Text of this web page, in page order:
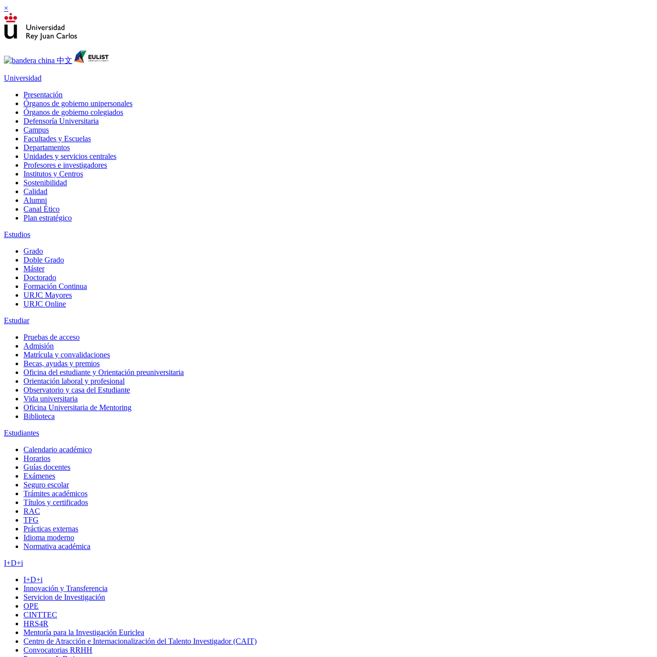
×
Universidad
Presentación
Órganos de gobierno unipersonales
Órganos de gobierno colegiados
Defensoría Universitaria
Campus
Facultades y Escuelas
Departamentos
Unidades y servicios centrales
Profesores e investigadores
Institutos y Centros
Sostenibilidad
Calidad
Alumni
Canal Ético
Plan estratégico
Estudios
Grado
Doble Grado
Máster
Doctorado
Formación Continua
URJC Mayores
URJC Online
Estudiar
Pruebas de acceso
Admisión
Matrícula y convalidaciones
Becas, ayudas y premios
Oficina del estudiante y Orientación preuniversitaria
Orientación laboral y profesional
Observatorio y casa del Estudiante
Vida universitaria
Oficina Universitaria de Mentoring
Biblioteca
Estudiantes
Calendario académico
Horarios
Guías docentes
Exámenes
Seguro escolar
Trámites académicos
Títulos y certificados
RAC
TFG
Prácticas externas
Idioma moderno
Normativa académica
I+D+i
I+D+i
Innovación y Transferencia
Servicion de Investigación
OPE
CINTTEC
HRS4R
Mentoría para la Investigación Euriclea
Centro de Atracción e Internacionalización del Talento Investigador (CAIT)
Convocatorias RRHH